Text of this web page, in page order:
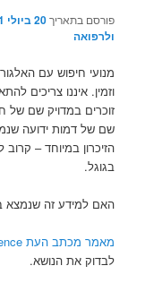
פורסם בתאריך20 ביולי 2011
ולרפואה
מנועי חיפוש עם
וזמין. איננו צריכים
זוכרים במדויק שם
שם של דמות ידועה
הזיכרון במיוחד –
בגוגל.
האם למידע זה שנמצא
מאמר מכתב העת science מ-15 ביולי 2011
לבדוק את הנושא.